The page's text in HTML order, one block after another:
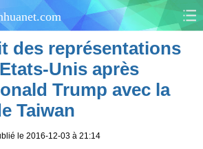
MONDE
ÉCONOMIE
des représentations
Unis après
Trump avec la
Taiwan
le 2016-12-03 à 21:14